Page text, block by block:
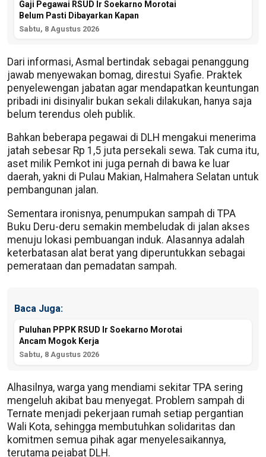
Gaji Pegawai RSUD Ir Soekarno Morotai
Belum Pasti Dibayarkan Kapan
Sabtu, 8 Agustus 2026
Dari informasi, Asmal bertindak sebagai penanggung
jawab menyewakan bomag, direstui Syafie. Praktek
penyelewengan jabatan agar mendapatkan keuntungan
pribadi ini disinyalir bukan sekali dilakukan, hanya saja
belum terendus oleh publik.
Bahkan beberapa pegawai di DLH mengakui menerima
jatah sebesar Rp 1,5 juta persekali sewa. Tak cuma itu,
aset milik Pemkot ini juga pernah di bawa ke luar
daerah, yakni di Pulau Makian, Halmahera Selatan untuk
pembangunan jalan.
Sementara ironisnya, penumpukan sampah di TPA
Buku Deru-deru semakin membeludak di jalan akses
menuju lokasi pembuangan induk. Alasannya adalah
keterbatasan alat berat yang diperuntukkan sebagai
pemerataan dan pemadatan sampah.
Baca Juga:
Puluhan PPPK RSUD Ir Soekarno Morotai
Ancam Mogok Kerja
Sabtu, 8 Agustus 2026
Alhasilnya, warga yang mendiami sekitar TPA sering
mengeluh akibat bau menyegat. Problem sampah di
Ternate menjadi pekerjaan rumah setiap pergantian
Wali Kota, sehingga membutuhkan solidaritas dan
komitmen semua pihak agar menyelesaikannya,
terutama pejabat DLH.